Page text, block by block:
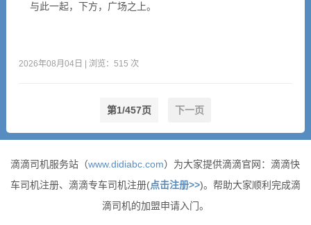
与此一起，下方，广场之上。
2026年08月04日 | 浏览：515 次
第1/457页 下一页
滴滴司机服务站（www.didiabc.com）为大家提供滴滴官网：滴滴快
车司机注册、滴滴专车司机注册(点击注册>>)。帮助大家顺利完成滴
滴司机的加盟申请入门。